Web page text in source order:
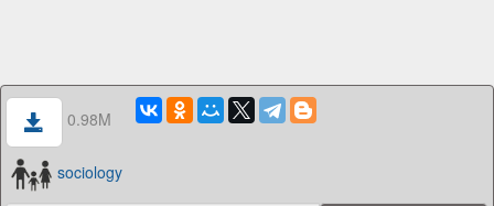
0.98M
sociology